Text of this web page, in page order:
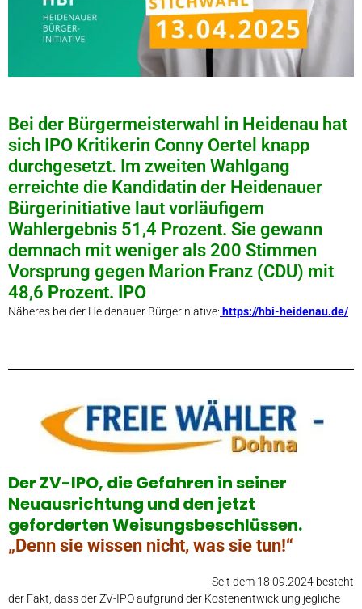
Bei der Bürgermeisterwahl in Heidenau hat
sich IPO Kritikerin Conny Oertel knapp
durchgesetzt. Im zweiten Wahlgang
erreichte die Kandidatin der Heidenauer
Bürgerinitiative laut vorläufigem
Wahlergebnis 51,4 Prozent. Sie gewann
demnach mit weniger als 200 Stimmen
Vorsprung gegen Marion Franz (CDU) mit
48,6 Prozent. IPO
Näheres bei der Heidenauer Bürgeriniative: https://hbi-heidenau.de/
Der ZV-IPO, die Gefahren in seiner
Neuausrichtung und den jetzt
geforderten Weisungsbeschlüssen.
„Denn sie wissen nicht, was sie tun!“
Seit dem 18.09.2024 besteht
der Fakt, dass der ZV-IPO aufgrund der Kostenentwicklung jegliche